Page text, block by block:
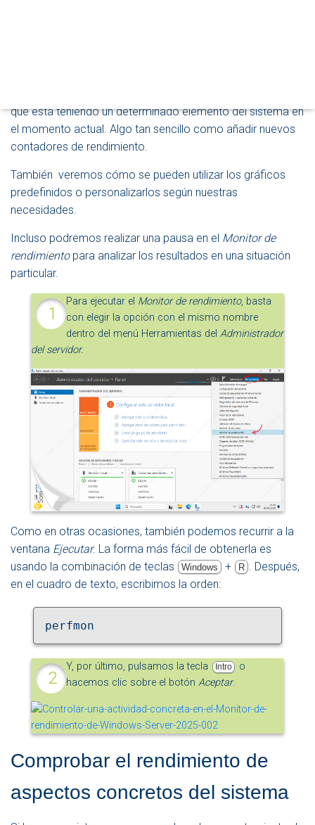
V
G
que está teniendo un determinado elemento del sistema en
el momento actual. Algo tan sencillo como añadir nuevos
contadores de rendimiento.
También veremos cómo se pueden utilizar los gráficos
predefinidos o personalizarlos según nuestras
necesidades.
Incluso podremos realizar una pausa en el Monitor de
rendimientopara analizar los resultados en una situación
particular.
Para ejecutar el Monitor de rendimiento, basta
con elegir la opción con el mismo nombre
dentro del menú Herramientas delAdministrador
del servidor.
Como en otras ocasiones, también podemos recurrir a la
ventana Ejecutar. La forma más fácil de obtenerla es
usando la combinación de teclas
Windows + R
. Después,
en el cuadro de texto, escribimos la orden:
perfmon
Y, por último, pulsamos la tecla Intro
o
hacemos clic sobre el botónAceptar.
Comprobar el rendimiento de
aspectos concretos del sistema